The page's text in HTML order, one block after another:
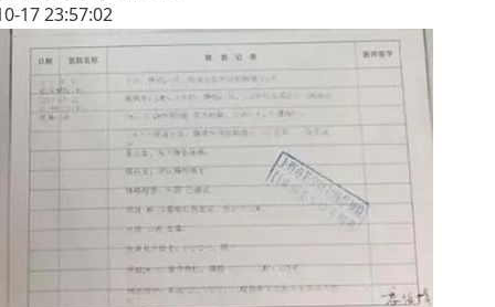
17 23:57:02